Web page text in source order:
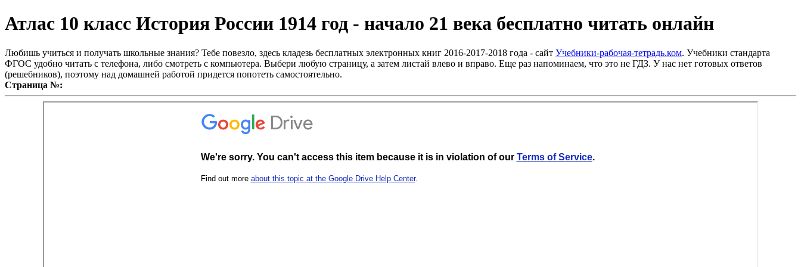
Атлас 10 класс История России 1914 год - начало 21 века бесплатно читать онлайн
Любишь учиться и получать школьные знания? Тебе повезло, здесь кладезь бесплатных электронных книг 2016-2017-2018 года - сайт Учебники-рабочая-тетрадь.ком. Учебники стандарта
ФГОС удобно читать с телефона, либо смотреть с компьютера. Выбери любую страницу, а затем листай влево и вправо. Еще раз напоминаем, что это не ГДЗ. У нас нет готовых ответов
(решебников), поэтому над домашней работой придется попотеть самостоятельно.
Страница №: